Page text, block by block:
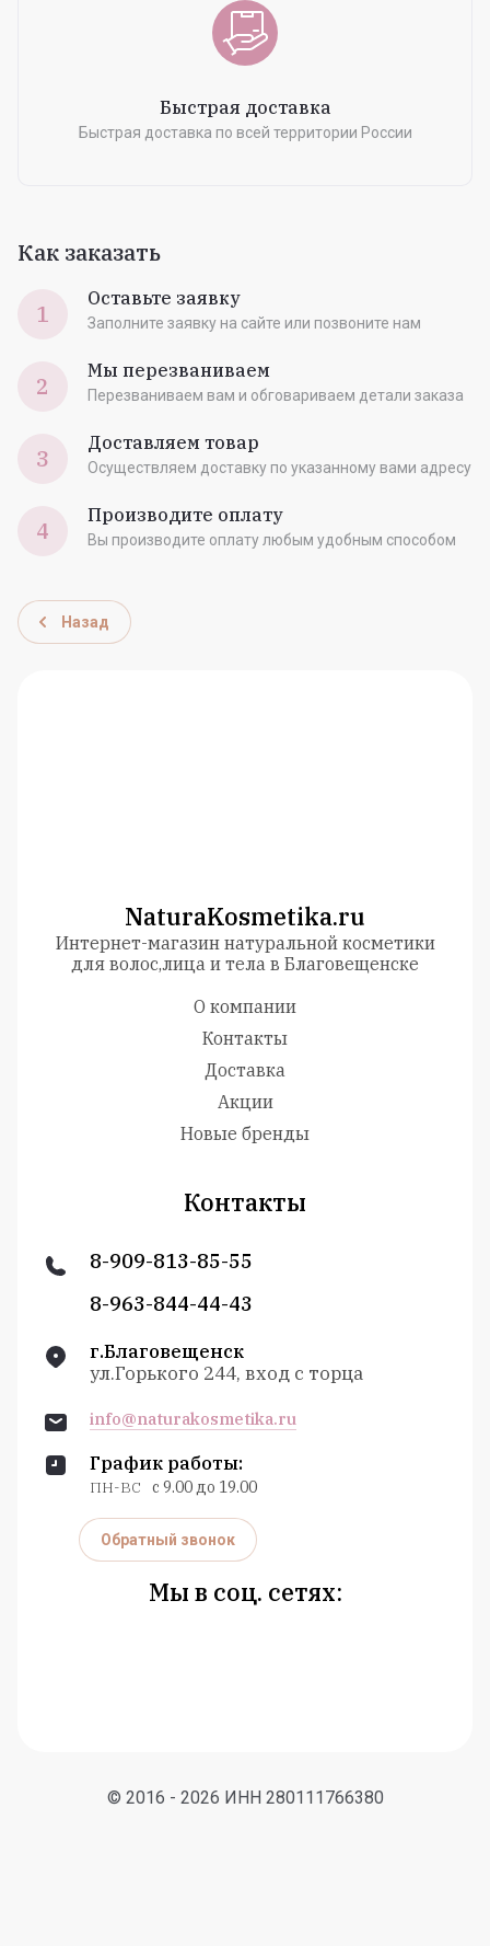
Быстрая доставка
Быстрая доставка по всей территории России
Как заказать
1
Оставьте заявку
Заполните заявку на сайте или позвоните нам
2
Мы перезваниваем
Перезваниваем вам и обговариваем детали заказа
3
Доставляем товар
Осуществляем доставку по указанному вами адресу
4
Производите оплату
Вы производите оплату любым удобным способом
Назад
NaturaKosmetika.ru
Интернет-магазин натуральной косметики
для волос,лица и тела в Благовещенске
О компании
Контакты
Доставка
Акции
Новые бренды
Контакты
8-909-813-85-55
8-963-844-44-43
г.Благовещенск
ул.Горького 244, вход с торца
info@naturakosmetika.ru
График работы:
ПН-ВС с 9.00 до 19.00
Обратный звонок
Мы в соц. сетях:
© 2016 - 2026 ИНН 280111766380